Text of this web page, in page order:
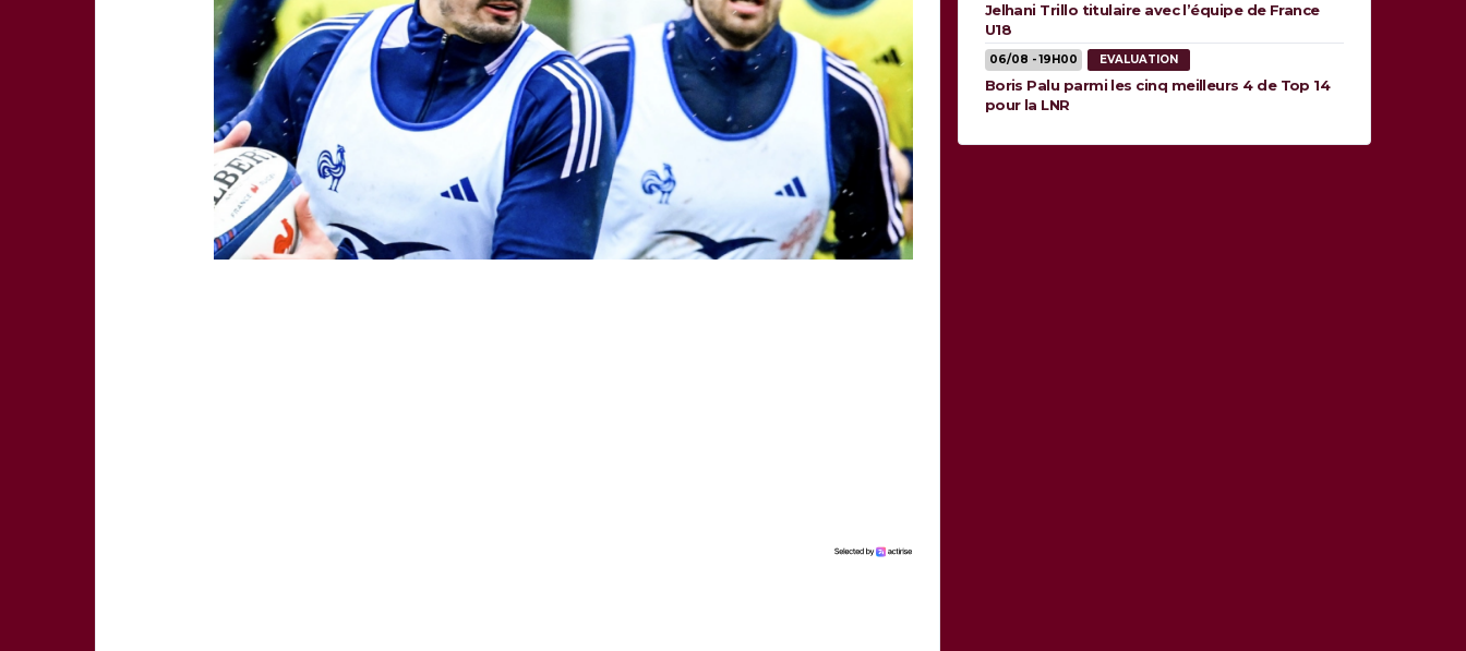
Jelhani Trillo titulaire avec l’équipe de France
U18
06/08 - 19H00 EVALUATION
Boris Palu parmi les cinq meilleurs 4 de Top 14
pour la LNR